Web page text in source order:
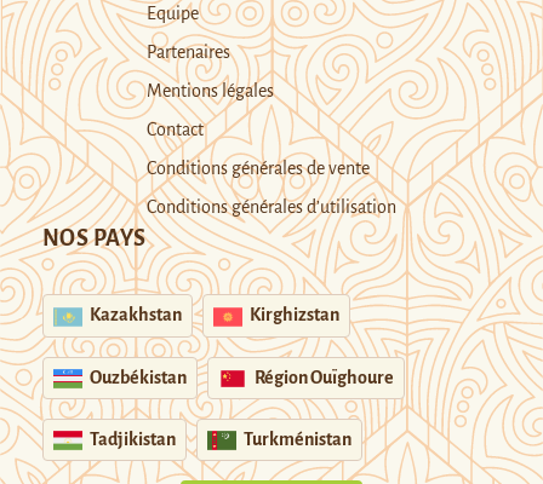
Equipe
Partenaires
Mentions légales
Contact
Conditions générales de vente
Conditions générales d’utilisation
NOS PAYS
Kazakhstan Kirghizstan
Ouzbékistan Région Ouïghoure
Tadjikistan Turkménistan